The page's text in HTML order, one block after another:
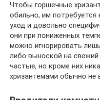
Чтобы горшечные
обильно, им
уход и довольно
они при пониженных
можно игнорировать
либо выноской на
частые, но кроме них
хризантемами обычно не